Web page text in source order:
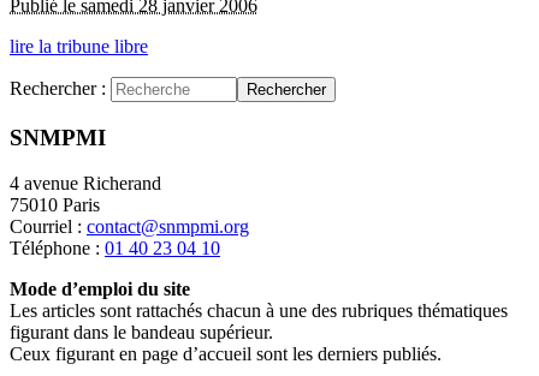
Publié le samedi 28 janvier 2006
lire la tribune libre
Rechercher : Rechercher
SNMPMI
4 avenue Richerand
75010 Paris
Courriel : contact@snmpmi.org
Téléphone : 01 40 23 04 10
Mode d’emploi du site
Les articles sont rattachés chacun à une des rubriques thématiques
figurant dans le bandeau supérieur.
Ceux figurant en page d’accueil sont les derniers publiés.